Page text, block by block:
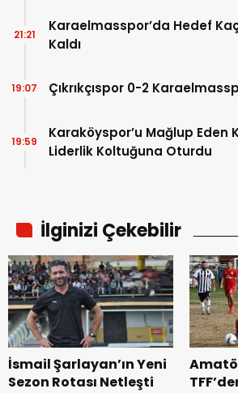
Karaelmasspor’da Hedef
Kaldı
21:21
Çıkrıkçıspor 0-2
19:07
Karaköyspor’u Mağlup Eden
Liderlik Koltuğuna Oturdu
19:59
İlginizi Çekebilir
İsmail Şarlayan’ın Yeni
Sezon Rotası Netleşti